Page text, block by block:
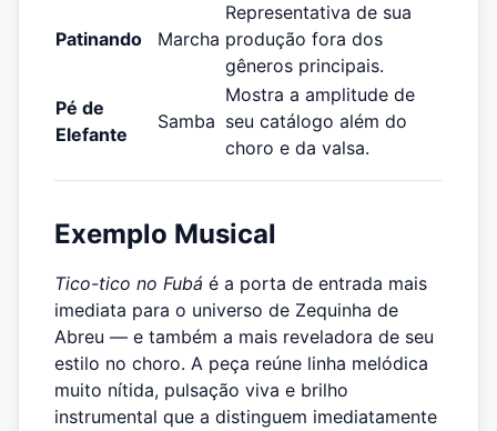
Patinando Marcha
Representativa de sua
produção fora dos
gêneros principais.
Pé de
Elefante
Samba
Mostra a amplitude de
seu catálogo além do
choro e da valsa.
Exemplo Musical
Tico-tico no Fubá é a porta de entrada mais
imediata para o universo de Zequinha de
Abreu — e também a mais reveladora de seu
estilo no choro. A peça reúne linha melódica
muito nítida, pulsação viva e brilho
instrumental que a distinguem imediatamente